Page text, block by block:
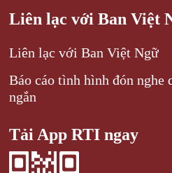
Liên lạc với Ban Việt
Liên lạc với Ban Việt Ngữ
Báo cáo tình hình đón nghe
ngắn
Tải App RTI ngay